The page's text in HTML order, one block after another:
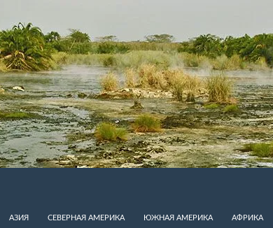
АЗИЯ СЕВЕРНАЯ АМЕРИКА ЮЖНАЯ АМЕРИКА АФРИКА